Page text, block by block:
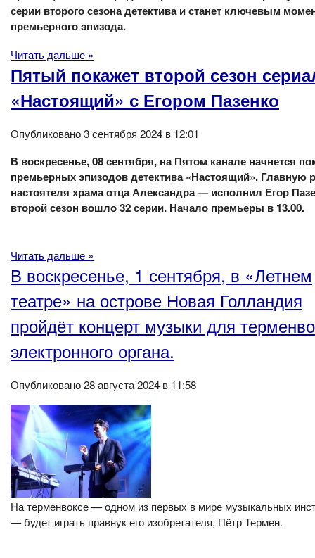
серии второго сезона детектива и станет ключевым
премьерного эпизода.
Читать дальше »
Пятый покажет второй сезон
«Настоящий» с Егором Пазенко
Опубликовано 3 сентября 2024 в 12:01
В воскресенье, 08 сентября, на Пятом канале начнется
премьерных эпизодов детектива «Настоящий». Главную
настоятеля храма отца Александра — исполнил Егор
второй сезон вошло 32 серии. Начало премьеры в 13.00.
Читать дальше »
В воскресенье, 1 сентября, в «Летнем
театре» на острове Новая Голландия
пройдёт концерт музыки для
электронного органа.
Опубликовано 28 августа 2024 в 11:58
На терменвоксе — одном из первых в мире музыкальных
— будет играть правнук его изобретателя, Пётр Термен.